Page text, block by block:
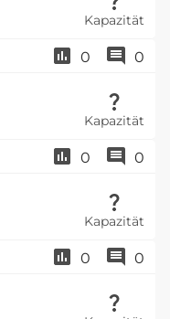
Kapazität
0 0
Kapazität
0 0
Kapazität
0 0